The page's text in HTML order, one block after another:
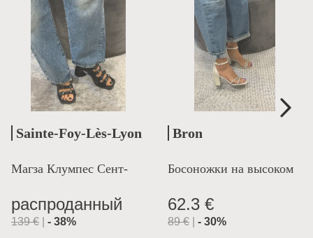
Sainte-Foy-Lès-Lyon
Магза Клумпес Сент-
распроданный
139€ - 38%
Bron
Босоножки на высоком
каблуке
62.3 €
89€ - 30%